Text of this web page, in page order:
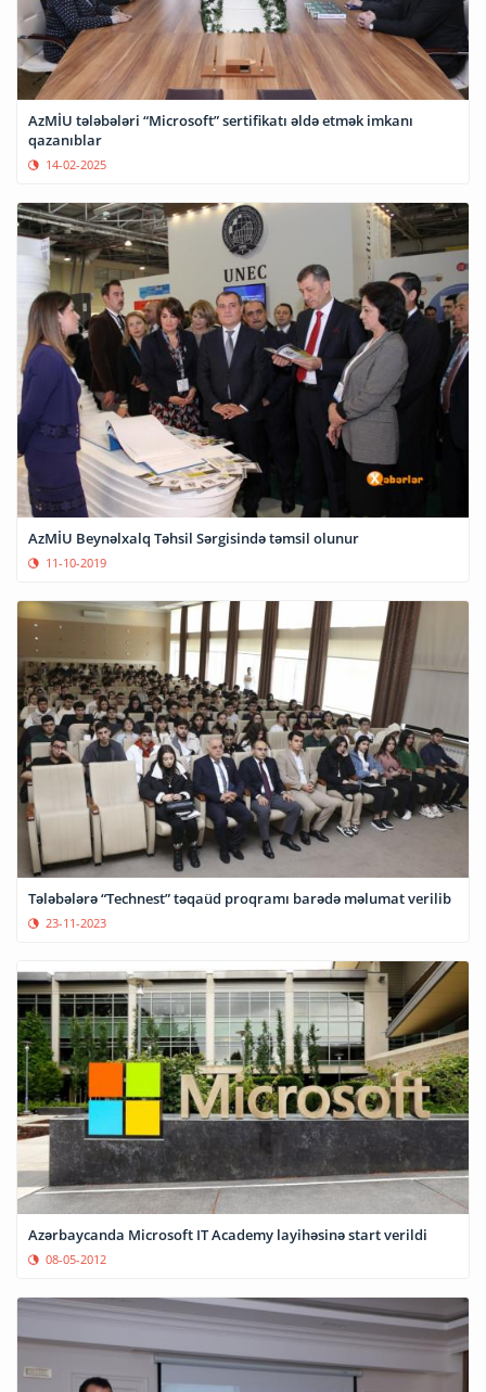
AzMİU tələbələri “Microsoft” sertifikatı əldə etmək imkanı
qazanıblar
14-02-2025
AzMİU Beynəlxalq Təhsil Sərgisində təmsil olunur
11-10-2019
Tələbələrə “Technest” təqaüd proqramı barədə məlumat verilib
23-11-2023
Azərbaycanda Microsoft IT Academy layihəsinə start verildi
08-05-2012